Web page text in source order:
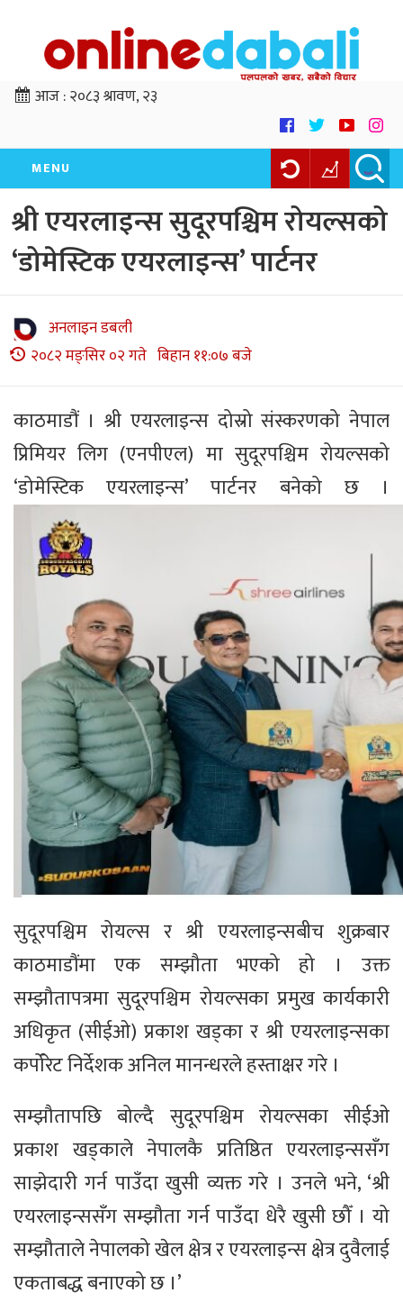
आज :२०८३ श्रावण, २३
MENU
श्री एयरलाइन्स सुदूरपश्चिम रोयल्सको
‘डोमेस्टिक एयरलाइन्स’ पार्टनर
अनलाइन डबली
२०८२ मङ्सिर ०२ गते बिहान ११:०७ बजे
काठमाडौं । श्री एयरलाइन्स दोस्रो संस्करणको नेपाल
प्रिमियर लिग (एनपीएल) मा सुदूरपश्चिम रोयल्सको
‘डोमेस्टिक एयरलाइन्स’ पार्टनर बनेको छ ।
सुदूरपश्चिम रोयल्स र श्री एयरलाइन्सबीच शुक्रबार
काठमाडौंमा एक सम्झौता भएको हो । उक्त
सम्झौतापत्रमा सुदूरपश्चिम रोयल्सका प्रमुख कार्यकारी
अधिकृत (सीईओ) प्रकाश खड्का र श्री एयरलाइन्सका
कर्पोरेट निर्देशक अनिल मानन्धरले हस्ताक्षर गरे ।
सम्झौतापछि बोल्दै सुदूरपश्चिम रोयल्सका सीईओ
प्रकाश खड्काले नेपालकै प्रतिष्ठित एयरलाइन्ससँग
साझेदारी गर्न पाउँदा खुसी व्यक्त गरे । उनले भने, ‘श्री
एयरलाइन्ससँग सम्झौता गर्न पाउँदा धेरै खुसी छौँ । यो
सम्झौताले नेपालको खेल क्षेत्र र एयरलाइन्स क्षेत्र दुवैलाई
एकताबद्ध बनाएको छ ।’